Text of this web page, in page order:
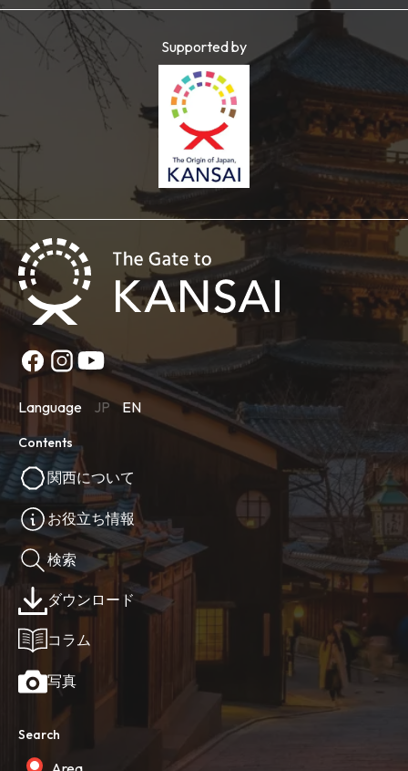
Supported by
Language JP EN
Contents
関西について
お役立ち情報
検索
ダウンロード
コラム
写真
Search